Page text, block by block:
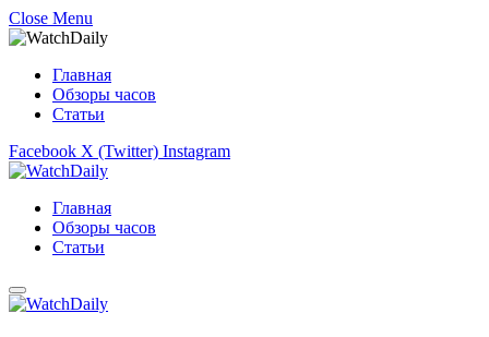
Close Menu
Главная
Обзоры часов
Статьи
Facebook X (Twitter) Instagram
Главная
Обзоры часов
Статьи